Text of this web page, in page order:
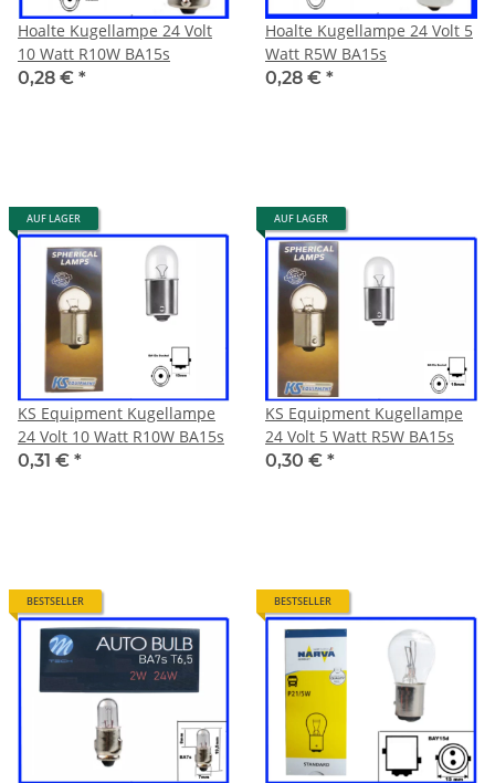
Hoalte Kugellampe 24 Volt
10 Watt R10W BA15s
0,28 € *
Hoalte Kugellampe 24 Volt 5
Watt R5W BA15s
0,28 € *
AUF LAGER
KS Equipment Kugellampe
24 Volt 10 Watt R10W BA15s
0,31 € *
AUF LAGER
KS Equipment Kugellampe
24 Volt 5 Watt R5W BA15s
0,30 € *
BESTSELLER BESTSELLER